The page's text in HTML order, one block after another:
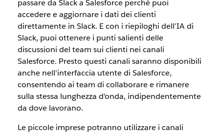
passare da Slack a Salesforce perché puoi
accedere e aggiornare i dati dei clienti
direttamente in Slack. E con i riepiloghi dell’IA di
Slack, puoi ottenere i punti salienti delle
discussioni del team sui clienti nei canali
Salesforce. Presto questi canali saranno disponibili
anche nell'interfaccia utente di Salesforce,
consentendo ai team di collaborare e rimanere
sulla stessa lunghezza d'onda, indipendentemente
da dove lavorano.
Le piccole imprese potranno utilizzare i canali